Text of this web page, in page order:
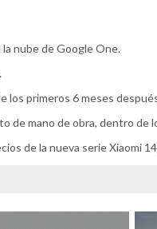
nube de Google One.
los primeros 6 meses
de mano de obra, dentro de
de la nueva serie Xiaomi